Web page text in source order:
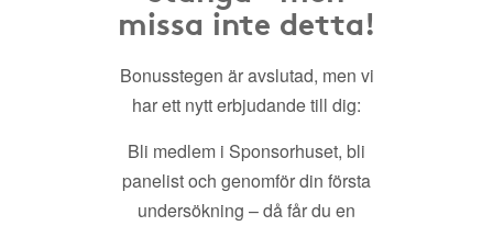
missa inte detta!
Bonusstegen är avslutad, men vi
har ett nytt erbjudande till dig:
Bli medlem i Sponsorhuset, bli
panelist och genomför din första
undersökning – då får du en